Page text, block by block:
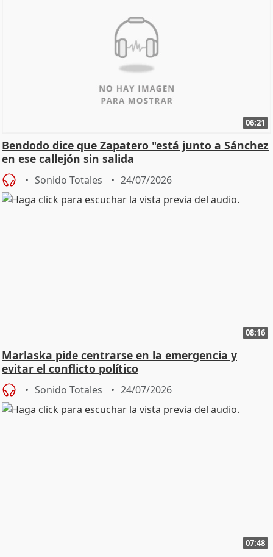
06:21
Bendodo dice que Zapatero "está junto a Sánchez
en ese callejón sin salida
Sonido Totales 24/07/2026
08:16
Marlaska pide centrarse en la emergencia y
evitar el conflicto político
Sonido Totales 24/07/2026
07:48